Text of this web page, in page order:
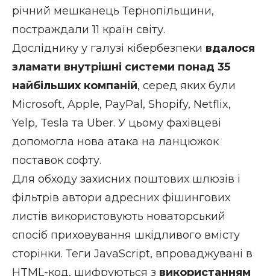
річний мешканець Тернопільщини,
постраждали 11 країн світу.
Досліднику у галузі кібербезпеки вдалося
зламати внутрішні системи понад 35
найбільших компаній, серед яких були
Microsoft, Apple, PayPal, Shopify, Netflix,
Yelp, Tesla та Uber. У цьому фахівцеві
допомогла нова атака на ланцюжок
поставок софту.
Для обходу захисних поштових шлюзів і
фільтрів автори адресних фішингових
листів використовують новаторський
спосіб приховування шкідливого вмісту
сторінки. Теги JavaScript, впроваджувані в
HTML-код, шифруються з використанням